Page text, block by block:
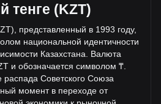
KZT.
Inu% (₸7,714,737,096.31
а объем торгов +24.11
было продано за тот же
о Shiba Inu
тенге (KZT)
представленный в 1993 году,
национальной идентичности
Казахстана. Валюта
и обозначается символом ₸.
распада Советского Союза
момент в переходе от